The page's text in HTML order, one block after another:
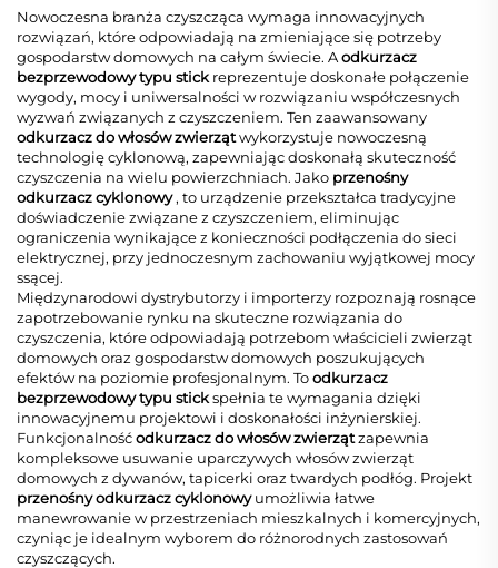
Nowoczesna branża czyszcząca wymaga innowacyjnych
rozwiązań, które odpowiadają na zmieniające się potrzeby
gospodarstw domowych na całym świecie. Aodkurzacz
bezprzewodowy typu stick reprezentuje doskonałe połączenie
wygody, mocy i uniwersalności w rozwiązaniu współczesnych
wyzwań związanych z czyszczeniem. Ten zaawansowany
odkurzacz do włosów zwierzątwykorzystuje nowoczesną
technologię cyklonową, zapewniając doskonałą skuteczność
czyszczenia na wielu powierzchniach. Jako przenośny
odkurzacz cyklonowy, to urządzenie przekształca tradycyjne
doświadczenie związane z czyszczeniem, eliminując
ograniczenia wynikające z konieczności podłączenia do sieci
elektrycznej, przy jednoczesnym zachowaniu wyjątkowej mocy
ssącej.
Międzynarodowi dystrybutorzy i importerzy rozpoznają rosnące
zapotrzebowanie rynku na skuteczne rozwiązania do
czyszczenia, które odpowiadają potrzebom właścicieli zwierząt
domowych oraz gospodarstw domowych poszukujących
efektów na poziomie profesjonalnym. Toodkurzacz
bezprzewodowy typu stickspełnia te wymagania dzięki
innowacyjnemu projektowi i doskonałości inżynierskiej.
Funkcjonalnośćodkurzacz do włosów zwierzątzapewnia
kompleksowe usuwanie uparczywych włosów zwierząt
domowych z dywanów, tapicerki oraz twardych podłóg. Projekt
przenośny odkurzacz cyklonowyumożliwia łatwe
manewrowanie w przestrzeniach mieszkalnych i komercyjnych,
czyniąc je idealnym wyborem do różnorodnych zastosowań
czyszczących.